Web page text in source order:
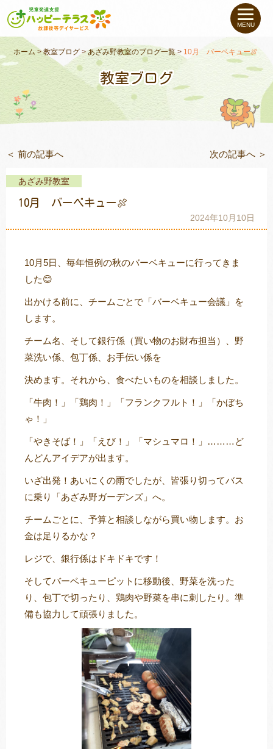
私たちについて
未就学のお子さま（０〜６才）
小学生〜高校生のお子さま
支援事例
教室一覧
MENU
ホーム >教室ブログ>あざみ野教室のブログ一覧> 10月 バーベキュー🍖
教室ブログ
＜ 前の記事へ 次の記事へ ＞
あざみ野教室
10月 バーベキュー🍖
2024年10月10日
10月5日、毎年恒例の秋のバーベキューに行ってきま
した😊
出かける前に、チームごとで「バーベキュー会議」を
します。
チーム名、そして銀行係（買い物のお財布担当）、野
菜洗い係、包丁係、お手伝い係を
決めます。それから、食べたいものを相談しました。
「牛肉！」「鶏肉！」「フランクフルト！」「かぼち
ゃ！」
「やきそば！」「えび！」「マシュマロ！」………ど
んどんアイデアが出ます。
いざ出発！あいにくの雨でしたが、皆張り切ってバス
に乗り「あざみ野ガーデンズ」へ。
チームごとに、予算と相談しながら買い物します。お
金は足りるかな？
レジで、銀行係はドキドキです！
そしてバーベキューピットに移動後、野菜を洗った
り、包丁で切ったり、鶏肉や野菜を串に刺したり。準
備も協力して頑張りました。